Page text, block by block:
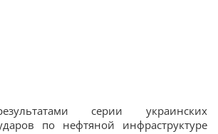
серии украинских
по нефтяной инфраструктуре